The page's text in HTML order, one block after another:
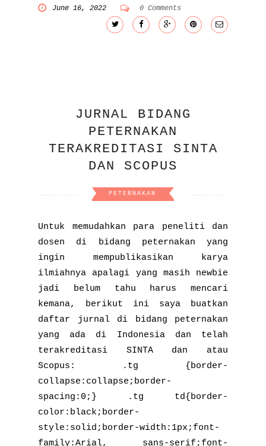
June 16, 2022 0 Comments
JURNAL BIDANG
PETERNAKAN
TERAKREDITASI SINTA
DAN SCOPUS
PETERNAKAN
Untuk memudahkan para peneliti dan
dosen di bidang peternakan yang
ingin mempublikasikan karya
ilmiahnya apalagi yang masih newbie
jadi belum tahu harus mencari
kemana, berikut ini saya buatkan
daftar jurnal di bidang peternakan
yang ada di Indonesia dan telah
terakreditasi SINTA dan atau
Scopus: .tg {border-
collapse:collapse;border-
spacing:0;} .tg td{border-
color:black;border-
style:solid;border-width:1px;font-
family:Arial, sans-serif;font-